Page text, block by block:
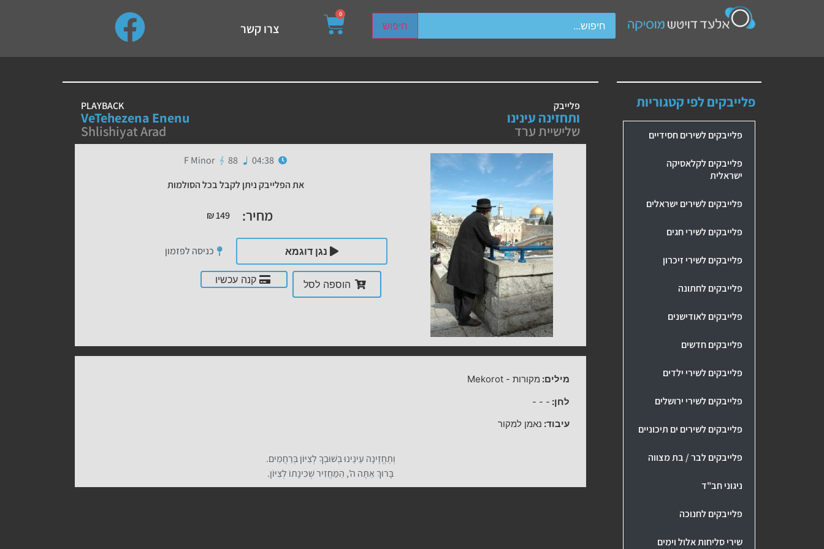
חיפוש
up and down arrows to review and enter to go to the desired page. Touch device users, explore by touch or with swipe gestures.
0
צרו קשר
פלייבקים לפי קטגוריות
פלייבקים לשירים חסידיים
פלייבקים לקלאסיקה
ישראלית
פלייבקים לשירים ישראלים
פלייבקים לשירי חגים
פלייבקים לשירי זיכרון
פלייבקים לחתונה
פלייבקים לאודישנים
פלייבקים חדשים
פלייבקים לשירי ילדים
פלייבקים לשירי ירושלים
פלייבקים לשירים ים תיכוניים
פלייבקים לבר / בת מצווה
ניגוני חב"ד
פלייבקים לחנוכה
שירי סליחות אלול וימים
פלייבק
ותחזינה עינינו
שלישיית ערד
PLAYBACK
VeTehezena Enenu
Shlishiyat Arad
04:38
88
F Minor
את הפלייבק ניתן לקבל בכל הסולמות
מחיר: ₪149
נגן דוגמא כניסה לפזמון
הוספה לסל קנה עכשיו
מילים: מקורות-
Mekorot
לחן: -
-
-
עיבוד: נאמן למקור
וְתֶחֱזֶינָה עֵינֵינוּ בְּשׁוּבְךָ לְצִיּוֹן בְּרַחֲמִים.
בָּרוּךְ אַתָּה ה', הַמַּחֲזִיר שְׁכִינָתוֹ לְצִיּוֹן.